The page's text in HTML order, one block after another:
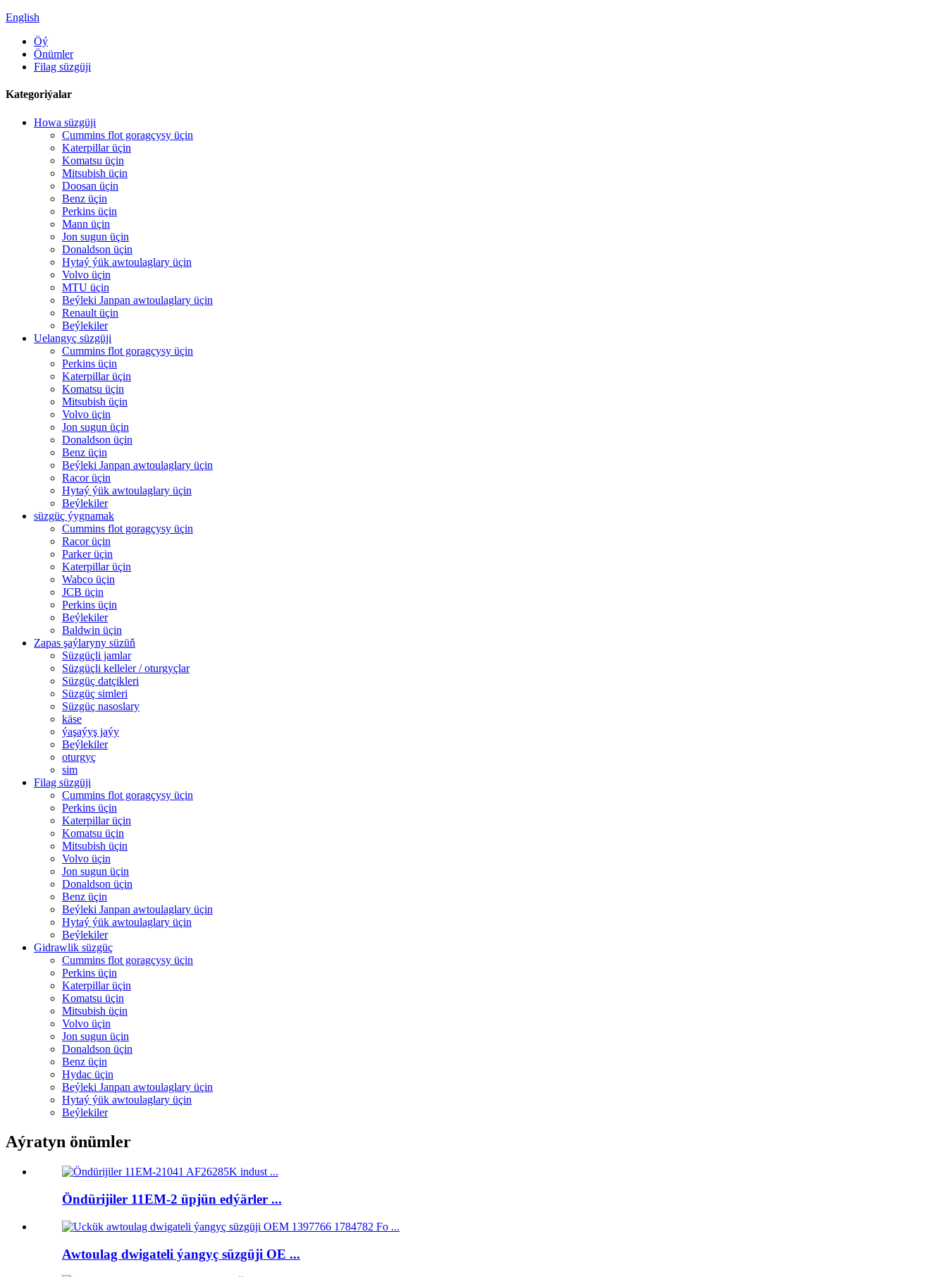
English
Öý
Önümler
Filag süzgüji
Kategoriýalar
Howa süzgüji
Cummins flot goragçysy üçin
Katerpillar üçin
Komatsu üçin
Mitsubish üçin
Doosan üçin
Benz üçin
Perkins üçin
Mann üçin
Jon sugun üçin
Donaldson üçin
Hytaý ýük awtoulaglary üçin
Volvo üçin
MTU üçin
Beýleki Janpan awtoulaglary üçin
Renault üçin
Beýlekiler
Uelangyç süzgüji
Cummins flot goragçysy üçin
Perkins üçin
Katerpillar üçin
Komatsu üçin
Mitsubish üçin
Volvo üçin
Jon sugun üçin
Donaldson üçin
Benz üçin
Beýleki Janpan awtoulaglary üçin
Racor üçin
Hytaý ýük awtoulaglary üçin
Beýlekiler
süzgüç ýygnamak
Cummins flot goragçysy üçin
Racor üçin
Parker üçin
Katerpillar üçin
Wabco üçin
JCB üçin
Perkins üçin
Beýlekiler
Baldwin üçin
Zapas şaýlaryny süzüň
Süzgüçli jamlar
Süzgüçli kelleler / oturgyçlar
Süzgüç datçikleri
Süzgüç simleri
Süzgüç nasoslary
käse
ýaşaýyş jaýy
Beýlekiler
oturgyç
sim
Filag süzgüji
Cummins flot goragçysy üçin
Perkins üçin
Katerpillar üçin
Komatsu üçin
Mitsubish üçin
Volvo üçin
Jon sugun üçin
Donaldson üçin
Benz üçin
Beýleki Janpan awtoulaglary üçin
Hytaý ýük awtoulaglary üçin
Beýlekiler
Gidrawlik süzgüç
Cummins flot goragçysy üçin
Perkins üçin
Katerpillar üçin
Komatsu üçin
Mitsubish üçin
Volvo üçin
Jon sugun üçin
Donaldson üçin
Benz üçin
Hydac üçin
Beýleki Janpan awtoulaglary üçin
Hytaý ýük awtoulaglary üçin
Beýlekiler
Aýratyn önümler
Öndürijiler 11EM-2 üpjün edýärler ...
Awtoulag dwigateli ýangyç süzgüji OE ...